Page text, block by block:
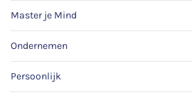
Master je Mind
Ondernemen
Persoonlijk